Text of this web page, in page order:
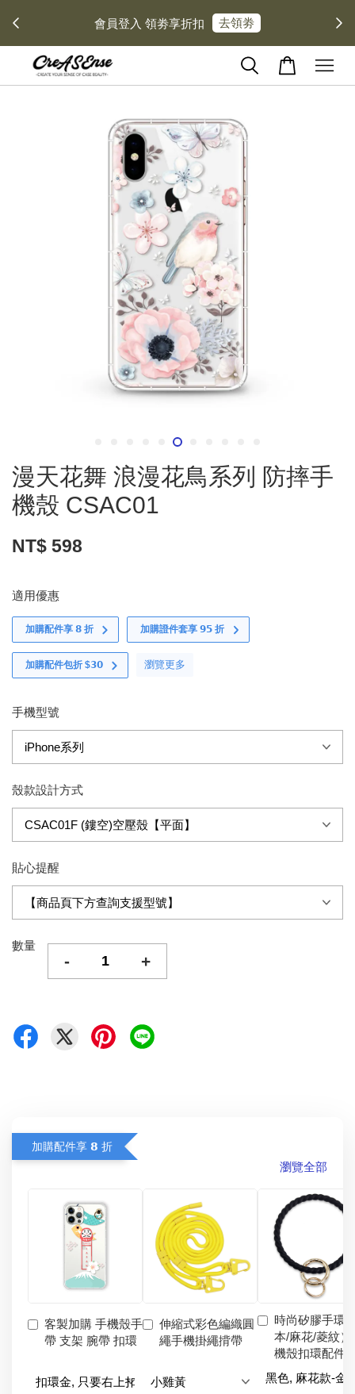
會員登入 領劵享折扣 去領劵
漫天花舞 浪漫花鳥系列 防摔手
機殼 CSAC01
NT$ 598
適用優惠
加購配件享 𝟴 折 加購證件套享 𝟵𝟱 折
加購配件包折 $𝟯𝟬 瀏覽更多
手機型號
殼款設計方式
貼心提醒
數量
- +
加購配件享 𝟴 折
瀏覽全部
客製加購 手機殼手
帶 支架 腕帶 扣環
伸縮式彩色編織圓
繩手機掛繩揹帶
時尚矽膠手環
本/麻花/菱紋）
機殼扣環配件